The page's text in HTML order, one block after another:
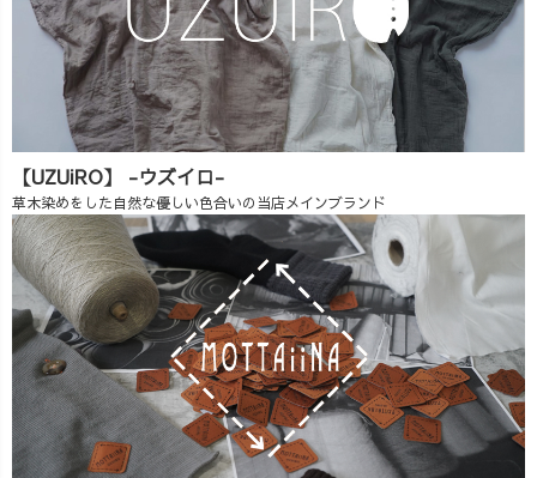
【UZUiRO】 -ウズイロ-
草木染めをした自然な優しい色合いの当店メインブランド